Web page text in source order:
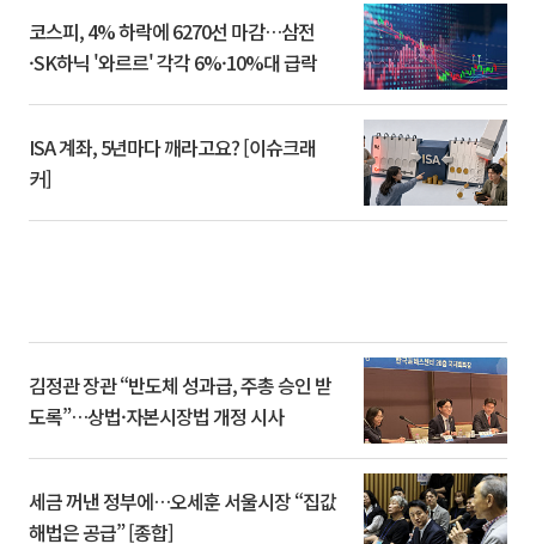
코스피, 4% 하락에 6270선 마감…삼전
·SK하닉 '와르르' 각각 6%·10%대 급락
ISA 계좌, 5년마다 깨라고요? [이슈크래
커]
김정관 장관 “반도체 성과급, 주총 승인 받
도록”…상법·자본시장법 개정 시사
세금 꺼낸 정부에…오세훈 서울시장 “집값
해법은 공급” [종합]